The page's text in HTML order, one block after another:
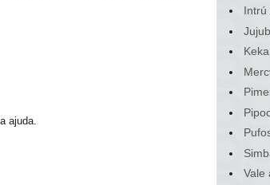
ajuda.
Intrú
Keka
Vale